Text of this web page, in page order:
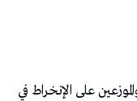
على الإنخراط في